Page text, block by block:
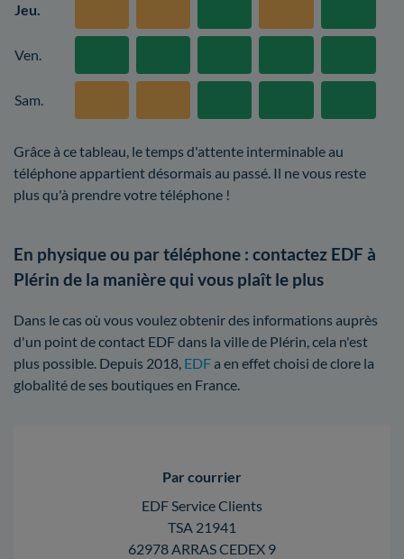
Jeu.
Ven.
Sam.
Grâce à ce tableau, le temps d'attente interminable au
téléphone appartient désormais au passé. Il ne vous reste
plus qu'à prendre votre téléphone !
En physique ou par téléphone : contactez EDF à
Plérin de la manière qui vous plaît le plus
Dans le cas où vous voulez obtenir des informations auprès
d'un point de contact EDF dans la ville de Plérin, cela n'est
plus possible. Depuis 2018, EDFa en effet choisi de clore la
globalité de ses boutiques en France.
Par courrier
EDF Service Clients
TSA 21941
62978 ARRAS CEDEX 9